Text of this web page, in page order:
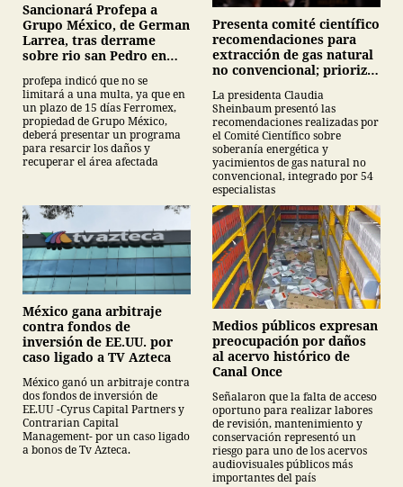
Sancionará Profepa a
Grupo México, de German
Larrea, tras derrame
sobre rio san Pedro en
profepa indicó que no se
limitará a una multa, ya que en
un plazo de 15 días Ferromex,
propiedad de Grupo México,
deberá presentar un programa
para resarcir los daños y
recuperar el área afectada
Presenta comité científico
recomendaciones para
extracción de gas natural
no convencional; prioriza
descarta yacimiento
Tampico-Misantla
La presidenta Claudia
Sheinbaum presentó las
recomendaciones realizadas por
el Comité Científico sobre
soberanía energética y
yacimientos de gas natural no
convencional, integrado por 54
especialistas
México gana arbitraje
contra fondos de
inversión de EE.UU. por
caso ligado a TV Azteca
México ganó un arbitraje contra
dos fondos de inversión de
EE.UU -Cyrus Capital Partners y
Contrarian Capital
Management- por un caso ligado
a bonos de Tv Azteca.
Medios públicos expresan
preocupación por daños
al acervo histórico de
Canal Once
Señalaron que la falta de acceso
oportuno para realizar labores
de revisión, mantenimiento y
conservación representó un
riesgo para uno de los acervos
audiovisuales públicos más
importantes del país